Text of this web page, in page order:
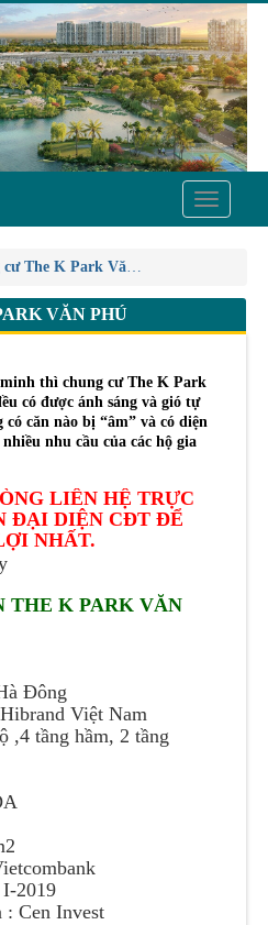
Toggle
cư The K Park Văn Phú
VĂN PHÚ
thì chung cư The K Park
có được ánh sáng và gió tự
căn nào bị “âm” và có diện
nhu cầu của các hộ gia
LIÊN HỆ TRỰC
ĐẠI DIỆN CĐT ĐỂ
NHẤT.
THE K PARK VĂN
Đông
Việt Nam
,4 tầng hầm, 2 tầng
2019
Cen Invest